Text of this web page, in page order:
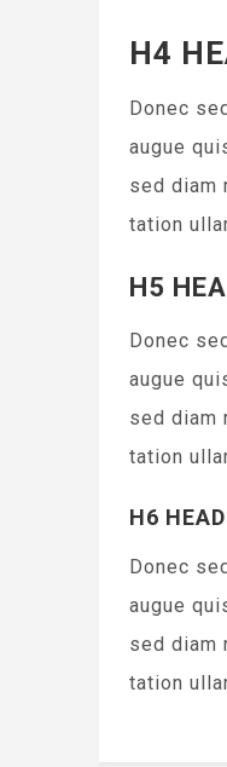
H4
Donec
augue
sed diam
tation
H5
Donec
augue
sed diam
tation
H6
Donec
augue
sed diam
tation